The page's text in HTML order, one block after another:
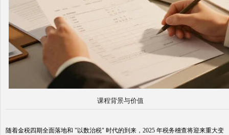
课程背景与价值
随着金税四期全面落地和 "以数治税" 时代的到来，2025 年税务稽查将迎来重大变